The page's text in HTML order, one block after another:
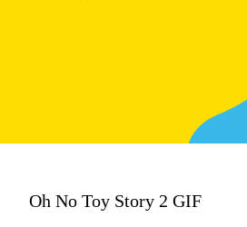
Oh No Toy Story 2 GIF